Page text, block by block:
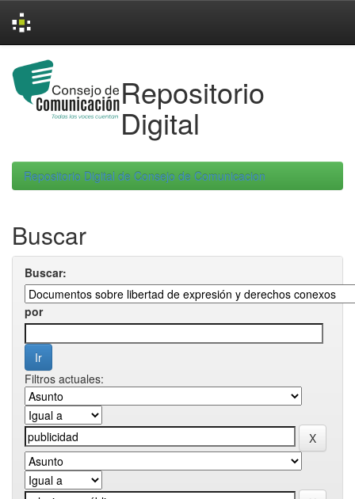
navigation
Repositorio
Digital
Repositorio Digital de Consejo de Comunicacion
Buscar
Buscar:
por
Filtros actuales: